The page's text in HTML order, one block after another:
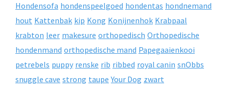
Hondensofa hondenspeelgoed hondentas hondnemand
hout Kattenbak kip Kong Konijnenhok Krabpaal
krabton leer makesure orthopedisch Orthopedische
hondenmand orthopedische mand Papegaaienkooi
petrebels puppy renske rib ribbed royal canin snObbs
snuggle cave strong taupe Your Dog zwart